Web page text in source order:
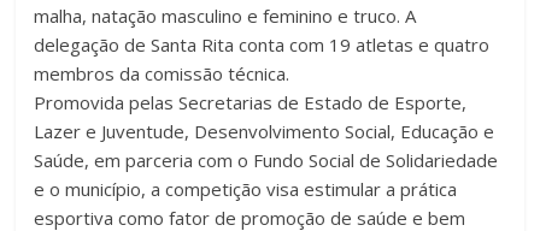
malha, natação masculino e feminino e truco. A
delegação de Santa Rita conta com 19 atletas e quatro
membros da comissão técnica.
Promovida pelas Secretarias de Estado de Esporte,
Lazer e Juventude, Desenvolvimento Social, Educação e
Saúde, em parceria com o Fundo Social de Solidariedade
e o município, a competição visa estimular a prática
esportiva como fator de promoção de saúde e bem